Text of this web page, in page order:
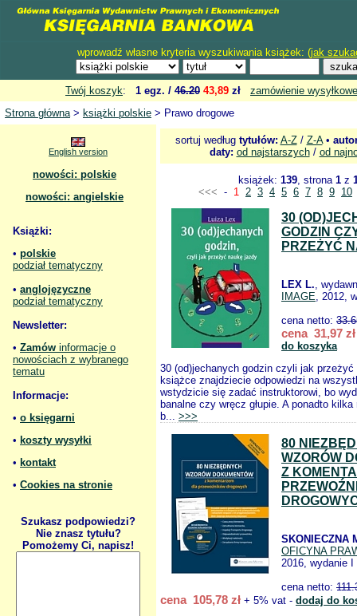
wprowadź własne kryteria wyszukiwania książek: (jak
Twój koszyk: 1 egz. / 46.20 43,89 zł
zamówienie
Strona główna> książki polskie > Prawo drogowe
English version
nowości: polskie
nowości: angielskie
Książki:
• polskie
podział tematyczny
• anglojęzyczne
podział tematyczny
Newsletter:
• Zamów informacje o
nowościach z wybranego
tematu
Informacje:
• o księgarni
• koszty wysyłki
• kontakt
• Cookies na stronie
Szukasz podpowiedzi?
Nie znasz tytułu?
Pomożemy Ci, napisz!
sortuj według tytułów: A-Z/ Z-A•
daty: od najstarszych/ od
książek: 139, strona 1 z
<<< - 1 2 3 4 5 6 7 8 9 10
30
GODZIN
PRZEŻYĆ
LEX L.,
IMAGE, 2012,
cena netto:
cena 31,97 zł
do koszyka
30 (od)jechanych godzin czyli jak
książce znajdziecie odpowiedzi na
wstydzicie się zadać instruktorowi, bo
banalne czy wręcz głupie. A ponadto
b... >>>
80
WZORÓW
Z
SKONIECZNA
OFICYNA
2016, wydanie I
cena netto:
cena 105,78 zł + 5% vat - dodaj do